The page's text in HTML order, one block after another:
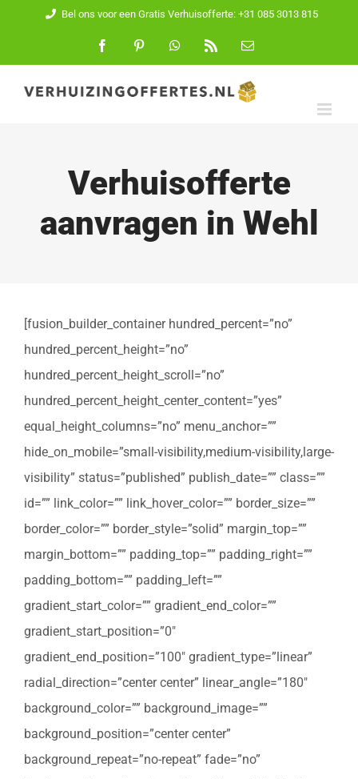
inhoud
Bel ons voor een Gratis Verhuisofferte: +31 085 3013 815
FacebookPinterest WhatsApp
E-
Verhuisofferte
aanvragen in Wehl
[fusion_builder_container hundred_percent=”no”
hundred_percent_height=”no”
hundred_percent_height_scroll=”no”
hundred_percent_height_center_content=”yes”
equal_height_columns=”no” menu_anchor=””
hide_on_mobile=”small-visibility,medium-visibility,large-
visibility” status=”published” publish_date=”” class=””
id=”” link_color=”” link_hover_color=”” border_size=””
border_color=”” border_style=”solid” margin_top=””
margin_bottom=”” padding_top=”” padding_right=””
padding_bottom=”” padding_left=””
gradient_start_color=”” gradient_end_color=””
gradient_start_position=”0″
gradient_end_position=”100″ gradient_type=”linear”
radial_direction=”center center” linear_angle=”180″
background_color=”” background_image=””
background_position=”center center”
background_repeat=”no-repeat” fade=”no”